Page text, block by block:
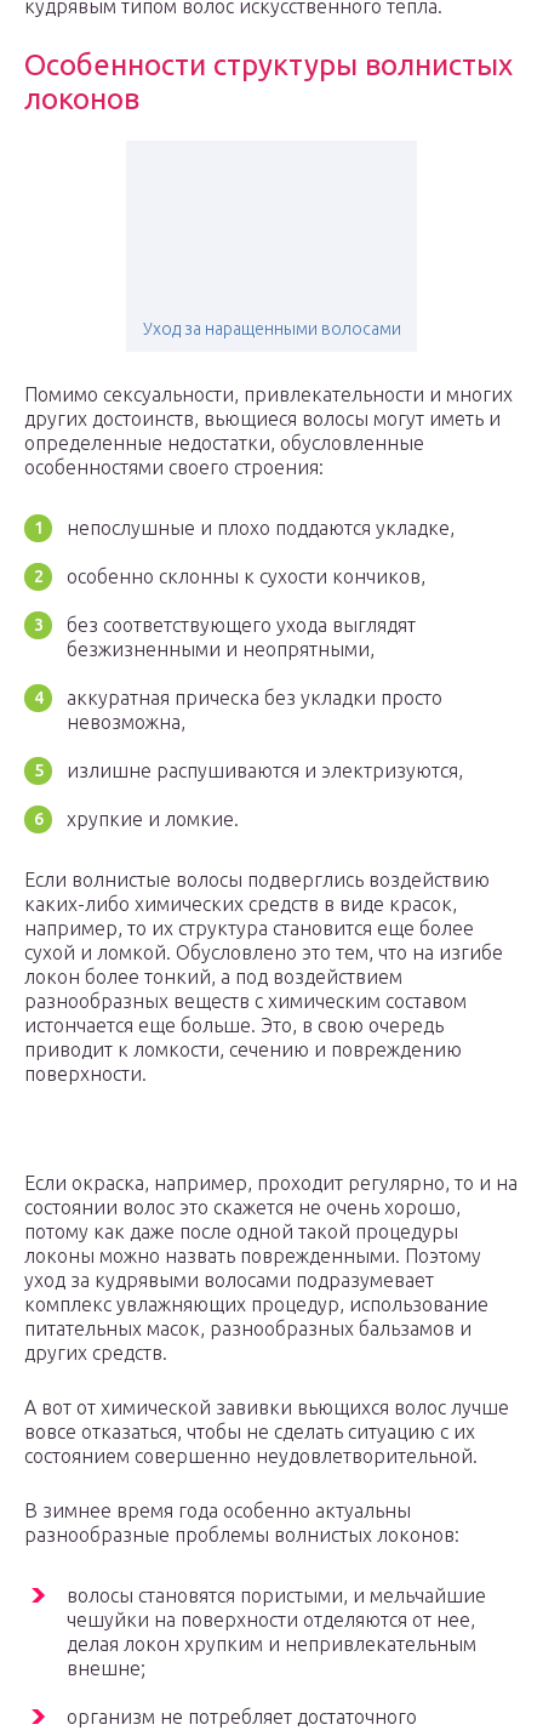
кудрявым типом волос искусственного тепла.
Особенности структуры волнистых
локонов
Уход за наращенными волосами
Помимо сексуальности, привлекательности и многих
других достоинств, вьющиеся волосы могут иметь и
определенные недостатки, обусловленные
особенностями своего строения:
непослушные и плохо поддаются укладке,
особенно склонны к сухости кончиков,
без соответствующего ухода выглядят
безжизненными и неопрятными,
аккуратная прическа без укладки просто
невозможна,
излишне распушиваются и электризуются,
хрупкие и ломкие.
Если волнистые волосы подверглись воздействию
каких-либо химических средств в виде красок,
например, то их структура становится еще более
сухой и ломкой. Обусловлено это тем, что на изгибе
локон более тонкий, а под воздействием
разнообразных веществ с химическим составом
истончается еще больше. Это, в свою очередь
приводит к ломкости, сечению и повреждению
поверхности.
Если окраска, например, проходит регулярно, то и на
состоянии волос это скажется не очень хорошо,
потому как даже после одной такой процедуры
локоны можно назвать поврежденными. Поэтому
уход за кудрявыми волосами подразумевает
комплекс увлажняющих процедур, использование
питательных масок, разнообразных бальзамов и
других средств.
А вот от химической завивки вьющихся волос лучше
вовсе отказаться, чтобы не сделать ситуацию с их
состоянием совершенно неудовлетворительной.
В зимнее время года особенно актуальны
разнообразные проблемы волнистых локонов:
волосы становятся пористыми, и мельчайшие
чешуйки на поверхности отделяются от нее,
делая локон хрупким и непривлекательным
внешне;
организм не потребляет достаточного